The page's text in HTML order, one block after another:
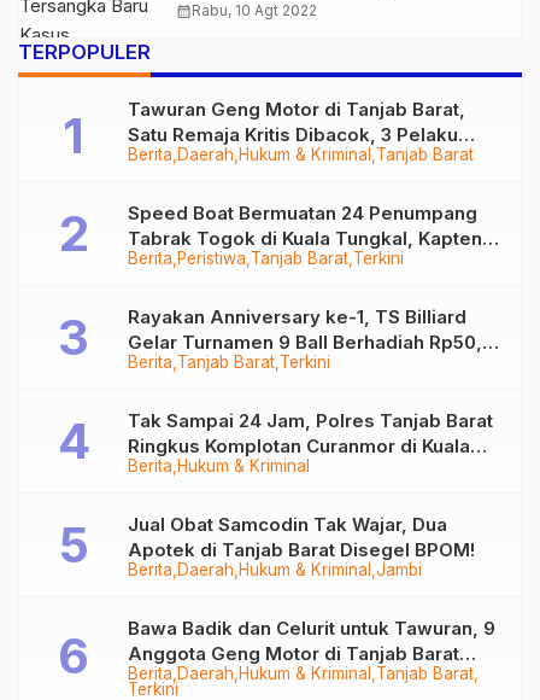
calendar_monthRabu, 10 Agt 2022
TERPOPULER
Berita Daerah Hukum & Kriminal Tanjab Barat
Tawuran Geng Motor di Tanjab Barat,
Satu Remaja Kritis Dibacok, 3 Pelaku
Ditangkap
Berita Peristiwa Tanjab Barat Terkini
Speed Boat Bermuatan 24 Penumpang
Tabrak Togok di Kuala Tungkal, Kapten
Sempat Hilang
Berita Tanjab Barat Terkini
Rayakan Anniversary ke-1, TS Billiard
Gelar Turnamen 9 Ball Berhadiah Rp50,8
Juta
Berita Hukum & Kriminal
Tak Sampai 24 Jam, Polres Tanjab Barat
Ringkus Komplotan Curanmor di Kuala
Tungkal
Berita Daerah Hukum & Kriminal Jambi
Jual Obat Samcodin Tak Wajar, Dua
Apotek di Tanjab Barat Disegel BPOM!
Berita Daerah Hukum & Kriminal Tanjab Barat
Terkini
Bawa Badik dan Celurit untuk Tawuran, 9
Anggota Geng Motor di Tanjab Barat
Diringkus